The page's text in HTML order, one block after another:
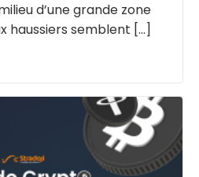
d’une grande zone
haussiers semblent [...]